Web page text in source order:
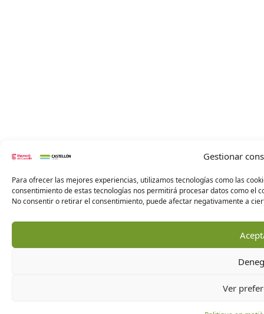
Gestionar
Para ofrecer las mejores experiencias, utilizamos tecnologías como las
consentimiento de estas tecnologías nos permitirá procesar datos como el
No consentir o retirar el consentimiento, puede afectar negativamente a
Ver